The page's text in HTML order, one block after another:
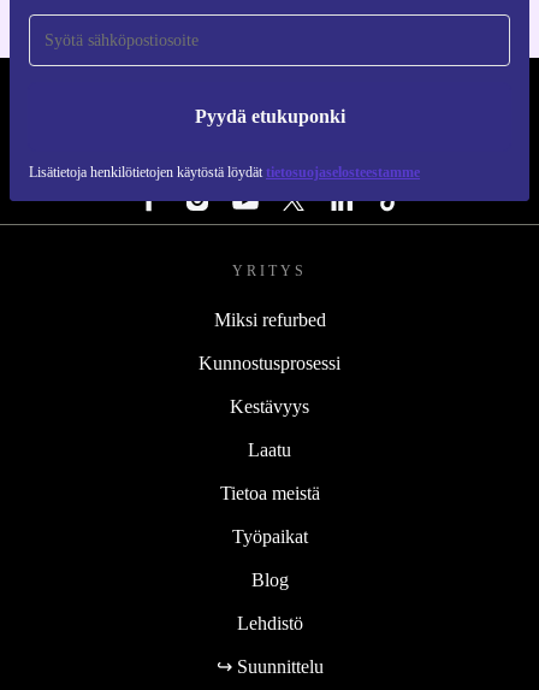
Pyydä etukuponki
Lisätietoja henkilötietojen käytöstä löydät tietosuojaselosteestamme
YRITYS
Miksi refurbed
Kunnostusprosessi
Kestävyys
Laatu
Tietoa meistä
Työpaikat
Blog
Lehdistö
↪ Suunnittelu